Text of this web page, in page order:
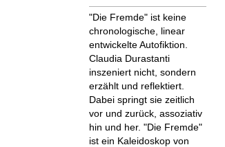
"Die Fremde" ist keine
chronologische, linear
entwickelte Autofiktion.
Claudia Durastanti
inszeniert nicht, sondern
erzählt und reflektiert.
Dabei springt sie zeitlich
vor und zurück, assoziativ
hin und her. "Die Fremde"
ist ein Kaleidoskop von